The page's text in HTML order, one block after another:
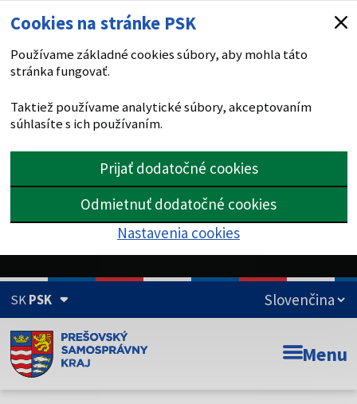
Cookies na stránke PSK
Používame základné cookies súbory, aby mohla táto
stránka fungovať.
Taktiež používame analytické súbory, akceptovaním
súhlasíte s ich používaním.
Prijať dodatočné cookies
Odmietnuť dodatočné cookies
Nastavenia cookies
SKPSK
Doména psk.sk je oficiálna
Toto je oficiálna webová stránka Prešovského
Menu